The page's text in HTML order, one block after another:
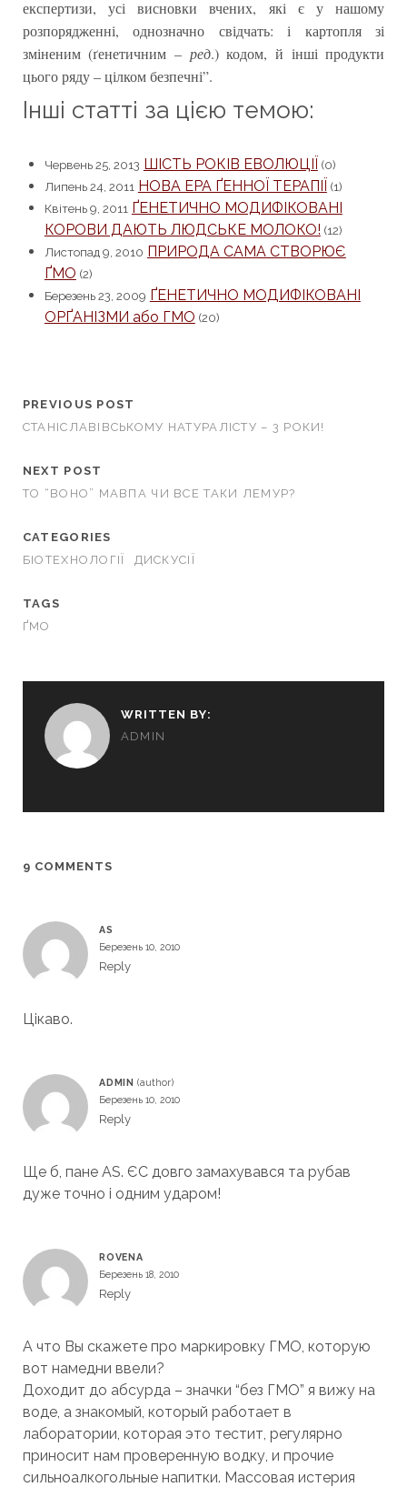
експертизи, усі висновки вчених, які є у нашому
розпорядженні, однозначно свідчать: і картопля зі
зміненим (ґенетичним – ред.) кодом, й інші продукти
цього ряду – цілком безпечні”.
Інші статті за цією темою:
Червень 25, 2013 ШІСТЬ РОКІВ ЕВОЛЮЦІЇ (0)
Липень 24, 2011 НОВА ЕРА ҐЕННОЇ ТЕРАПІЇ (1)
Квітень 9, 2011 ҐЕНЕТИЧНО МОДИФІКОВАНІ
КОРОВИ ДАЮТЬ ЛЮДСЬКЕ МОЛОКО! (12)
Листопад 9, 2010 ПРИРОДА САМА СТВОРЮЄ
ҐМО (2)
Березень 23, 2009 ҐЕНЕТИЧНО МОДИФІКОВАНІ
ОРҐАНІЗМИ або ГМО (20)
PREVIOUS POST
СТАНІСЛАВІВСЬКОМУ НАТУРАЛІСТУ – 3 РОКИ!
NEXT POST
ТО “ВОНО” МАВПА ЧИ ВСЕ ТАКИ ЛЕМУР?
CATEGORIES
БІОТЕХНОЛОГІЇ
ДИСКУСІЇ
TAGS
ҐМО
WRITTEN BY:
ADMIN
9 COMMENTS
AS
Березень 10, 2010
Reply
Цікаво.
ADMIN
Березень 10, 2010
Reply
Ще б, пане AS. ЄС довго замахувався та рубав
дуже точно і одним ударом!
ROVENA
Березень 18, 2010
Reply
А что Вы скажете про маркировку ГМО, которую
вот намедни ввели?
Доходит до абсурда – значки “без ГМО” я вижу на
воде, а знакомый, который работает в
лаборатории, которая это тестит, регулярно
приносит нам проверенную водку, и прочие
сильноалкогольные напитки. Массовая истерия